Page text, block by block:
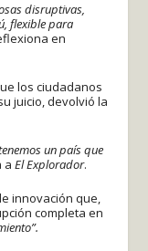
disruptivas,
flexible para
en
los ciudadanos
juicio, devolvió la
un país que
aEl Explorador.
innovación que,
completa en